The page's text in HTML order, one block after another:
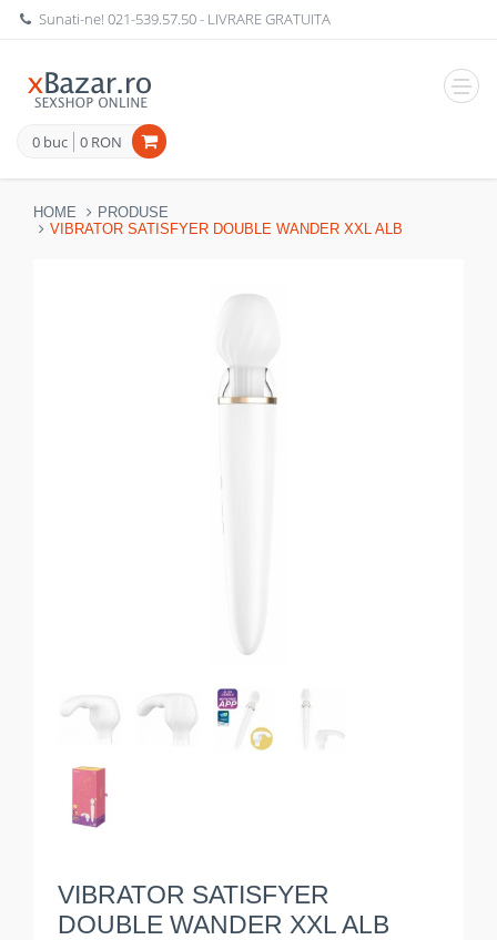
Sunati-ne!021-539.57.50- LIVRARE GRATUITA
0 buc 0 RON
HOME
PRODUSE
VIBRATOR SATISFYER DOUBLE WANDER XXL ALB
VIBRATOR SATISFYER
DOUBLE WANDER XXL ALB